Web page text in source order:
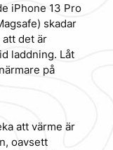
iPhone 13 Pro
skadar
det är
laddning. Låt
på
att värme är
oavsett